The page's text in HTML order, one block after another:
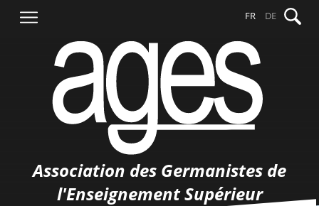
contenu
FR DE
Association des Germanistes de
l'Enseignement Supérieur